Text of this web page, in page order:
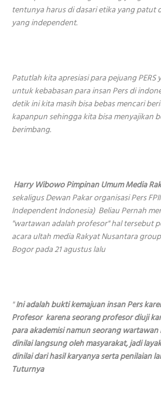
tentunya harus di dasari etika yang patut
yang independent.
Patutlah kita apresiasi para pejuang
untuk kebabasan para insan Pers di
detik ini kita masih bisa bebas mencari
kapanpun sehingga kita bisa menyajikan
berimbang.
Harry Wibowo Pimpinan Umum Media
sekaligus Dewan Pakar organisasi Pers
Independent Indonesia) Beliau Pernah
"wartawan adalah profesor" hal tersebut
acara ultah media Rakyat Nusantara
Bogor pada 21 agustus lalu
"Ini adalah bukti kemajuan insan Pers
Profesor karena seorang profesor diuji
para akademisi namun seorang
dinilai langsung oleh masyarakat, jadi
dinilai dari hasil karyanya serta penilaian
Tuturnya